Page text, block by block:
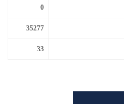
0
35277
33